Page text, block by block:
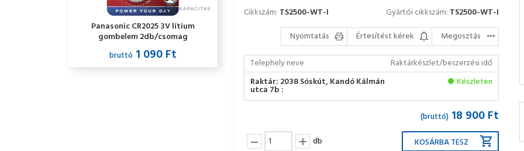
Panasonic CR2025 3V lítium
gombelem 2db/csomag
bruttó 1 090 Ft
Cikkszám: TS2500-WT-I Gyártói cikkszám: TS2500-WT-I
Nyomtatás
Értesítést kérek
Megosztás
Telephely neve
Raktárkészlet/beszerzési idő
Raktár: 2038 Sóskút, Kandó Kálmán
utca 7b :
Készleten
(bruttó) 18 900 Ft
db